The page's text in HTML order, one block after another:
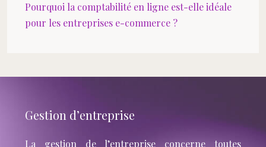
Pourquoi la comptabilité en ligne est-elle idéale
pour les entreprises e-commerce ?
Gestion d’entreprise
La gestion de l’entreprise concerne toutes